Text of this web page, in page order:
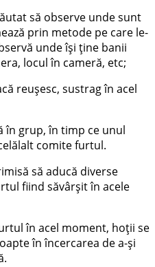
să observe unde sunt
prin metode pe care le-
unde îşi ţine banii
locul în cameră, etc;
reuşesc, sustrag în acel
în grup, în timp ce unul
comite furtul.
să aducă diverse
fiind săvârşit în acele
în acel moment, hoţii se
în încercarea de a-şi